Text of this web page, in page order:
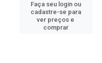
Faça seu login ou
cadastre-se para
ver preços e
comprar